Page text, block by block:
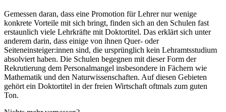
Gemessen daran, dass eine Promotion für Lehrer nur wenige
konkrete Vorteile mit sich bringt, finden sich an den Schulen fast
erstaunlich viele Lehrkräfte mit Doktortitel. Das erklärt sich unter
anderem darin, dass einige von ihnen Quer- oder
Seiteneinsteiger:innen sind, die ursprünglich kein Lehramtsstudium
absolviert haben. Die Schulen begegnen mit dieser Form der
Rekrutierung dem Personalmangel insbesondere in Fächern wie
Mathematik und den Naturwissenschaften. Auf diesen Gebieten
gehört ein Doktortitel in der freien Wirtschaft oftmals zum guten
Ton.